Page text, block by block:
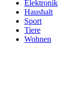
Elektronik
Haushalt
Sport
Tiere
Wohnen